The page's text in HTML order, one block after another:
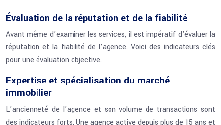
Évaluation de la réputation et de la fiabilité
Avant même d’examiner les services, il est impératif d’évaluer la
réputation et la fiabilité de l’agence. Voici des indicateurs clés
pour une évaluation objective.
Expertise et spécialisation du marché
immobilier
L’ancienneté de l’agence et son volume de transactions sont
des indicateurs forts. Une agence active depuis plus de 15 ans et